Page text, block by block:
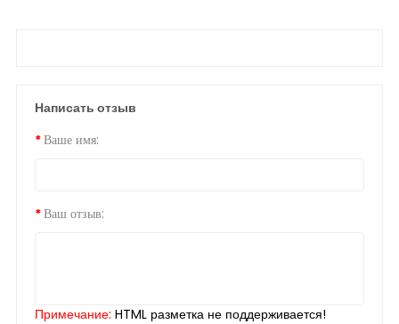
Написать отзыв
Ваше имя:
Ваш отзыв:
Примечание: HTML разметка не поддерживается!